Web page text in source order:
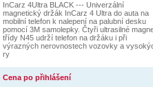
InCarz 4Ultra BLACK --- Univerzální
magnetický držák InCarz 4 Ultra do auta na
mobilní telefon k nalepení na palubní desku
pomocí 3M samolepky. Čtyři ultrasilné
třídy N45 udrží telefon na držáku i při
výrazných nerovnostech vozovky a
ry
Cena po přihlášení